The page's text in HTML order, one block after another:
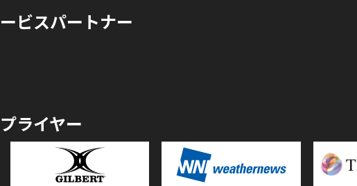
ビスパートナー
ライヤー